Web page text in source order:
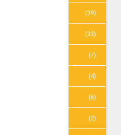
(39)
(33)
(7)
(4)
(6)
(2)